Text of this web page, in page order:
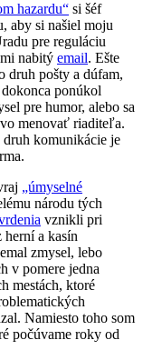
hazardu“ si šéf
aby si našiel moju
pre reguláciu
nabitý email. Ešte
druh pošty a dúfam,
ponúkol
pre humor, alebo sa
menovať riaditeľa.
komunikácie je
„úmyselné
národu tých
vznikli pri
herní a kasín
zmysel, lebo
v pomere jedna
mestách, ktoré
Namiesto toho som
počúvame roky od